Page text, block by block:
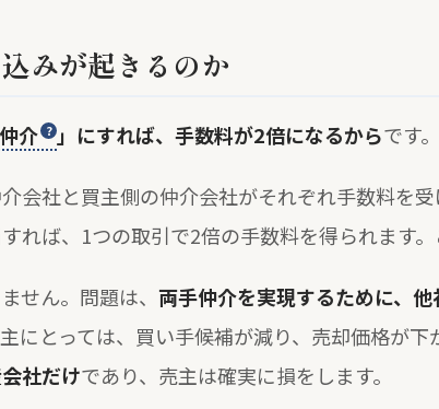
みが起きるのか
介 」にすれば、手数料が2倍になるからです。
会社と買主側の仲介会社がそれぞれ手数料を
れば、1つの取引で2倍の手数料を得られます。
せん。問題は、 両手仲介を実現するために、
にとっては、買い手候補が減り、売却価格が下
社だけであり、売主は確実に損をします。